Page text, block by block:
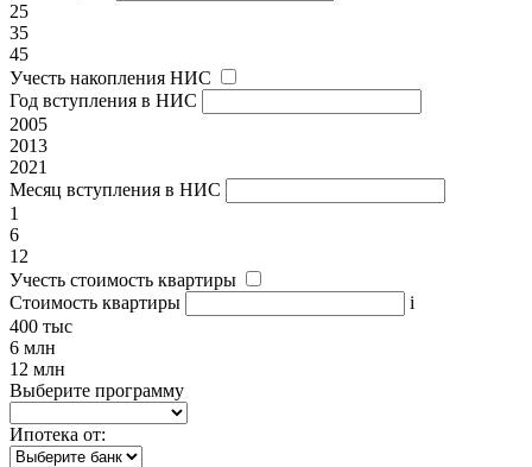
25
35
45
Учесть накопления НИС
Год вступления в НИС
2005
2013
2021
Месяц вступления в НИС
1
6
12
Учесть стоимость квартиры
Стоимость квартиры
i
400 тыс
6 млн
12 млн
Выберите программу
Ипотека от: